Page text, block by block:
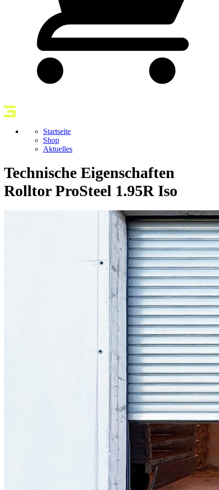
Startseite
Shop
Aktuelles
Technische Eigenschaften
Rolltor ProSteel 1.95R Iso